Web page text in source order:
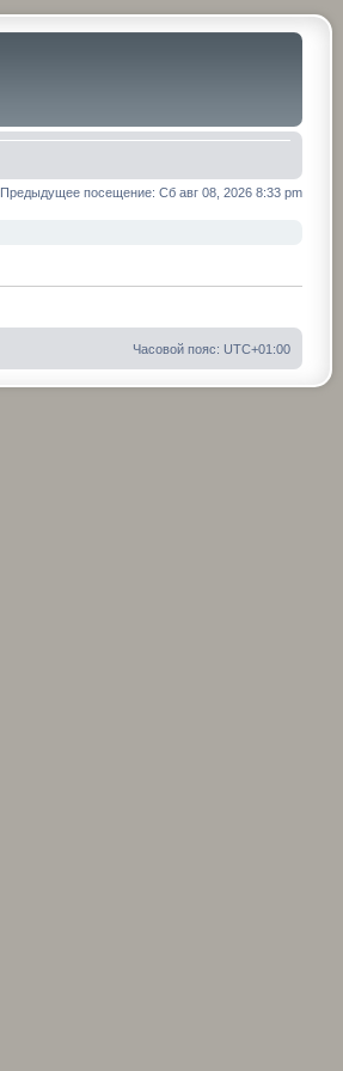
Предыдущее посещение: Сб авг 08, 2026 8:33 pm
Часовой пояс: UTC+01:00